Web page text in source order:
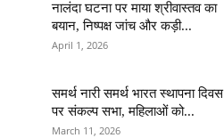
नालंदा घटना पर माया श्रीवास्तव का
बयान, निष्पक्ष जांच और कड़ी...
April 1, 2026
समर्थ नारी समर्थ भारत स्थापना दिवस
पर संकल्प सभा, महिलाओं को...
March 11, 2026